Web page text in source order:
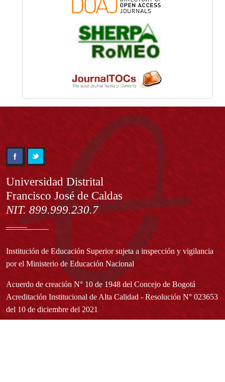
Información
Universidad Distrital
Francisco José de Caldas
NIT. 899.999.230.7
Institución de Educación Superior sujeta a inspección y vigilancia
por el Ministerio de Educación Nacional
Acuerdo de creación N° 10 de 1948 del Concejo de Bogotá
Acreditación Institucional de Alta Calidad - Resolución N° 023653
del 10 de diciembre del 2021